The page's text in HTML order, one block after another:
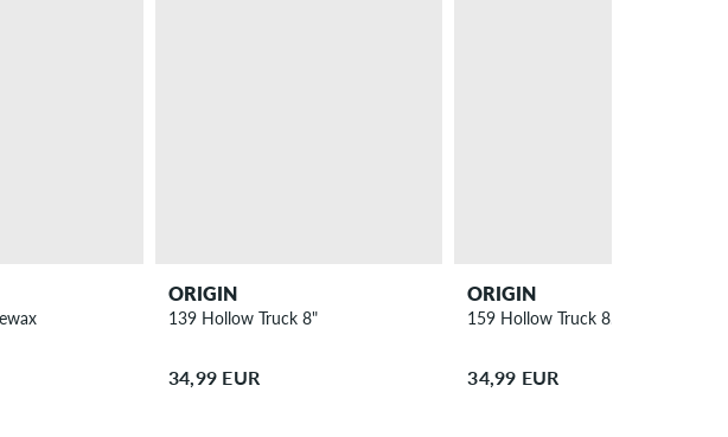
ORIGIN
139 Hollow Truck 8"
34,99 EUR
ORIGIN
159 Hollow Truck 8.75"
34,99 EUR